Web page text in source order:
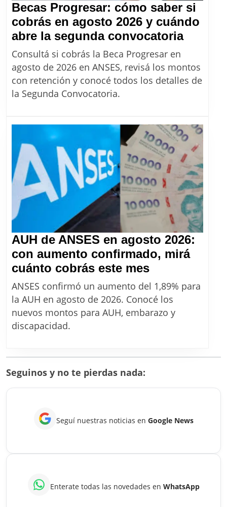
Becas Progresar: cómo saber si
cobrás en agosto 2026 y cuándo
abre la segunda convocatoriaBecas
cómo
saber
agosto
2026
y
cuándo
abre
la
Consultá si cobrás la Beca Progresar en
agosto de 2026 en ANSES, revisá los montos
con retención y conocé todos los detalles de
la Segunda Convocatoria.
AUH de ANSES en agosto 2026:
con aumento confirmado, mirá
cuánto cobrás este mesAUH
de
ANSES
en
cobrás
mes
ANSES confirmó un aumento del 1,89% para
la AUH en agosto de 2026. Conocé los
nuevos montos para AUH, embarazo y
discapacidad.
Seguinos y no te pierdas nada:
Seguí nuestras noticias en Google News
Enterate todas las novedades en WhatsApp